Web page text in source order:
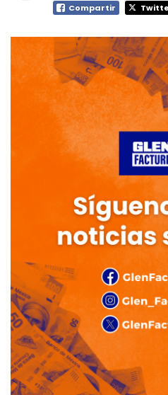
Compartir